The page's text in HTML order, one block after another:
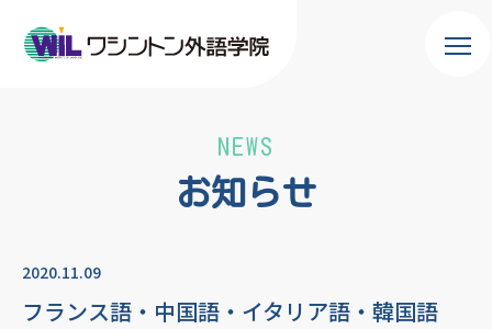
お知らせ
NEWS
2020.11.09
フランス語・中国語・イタリア語・韓国語